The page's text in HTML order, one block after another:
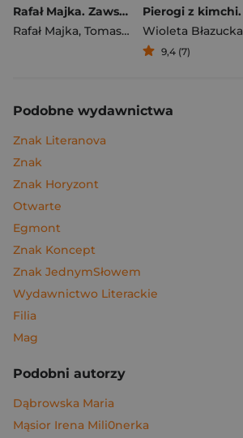
Rafał Majka. Zawsze z przodu. Rozmawia Tomasz Kalemba - książka z autografem
Rafał Majka, Tomasz Kalemba
Wioleta Błazucka
9,4 (7)
Podobne wydawnictwa
Znak Literanova
Znak
Znak Horyzont
Otwarte
Egmont
Znak Koncept
Znak JednymSłowem
Wydawnictwo Literackie
Filia
Mag
Podobni autorzy
Dąbrowska Maria
Mąsior Irena Mili0nerka